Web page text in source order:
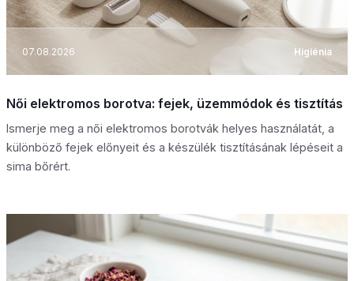
07.08.2026 Higiénia
Női elektromos borotva: fejek, üzemmódok és tisztítás
Ismerje meg a női elektromos borotvák helyes használatát, a
különböző fejek előnyeit és a készülék tisztításának lépéseit a
sima bőrért.